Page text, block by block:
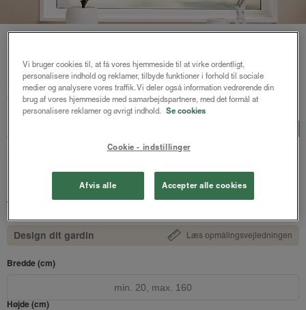
Forside/Plisségardiner/ Astrid plisségardin up and down
mørklægning
down mørklægning
Perlemor - Honeycomb
fra 1322 kr.
Design dit gardin Læs opmålingsvejledningen
Bredde (cm)
Højde (cm)
Vi bruger cookies til, at få vores hjemmeside til at virke ordentligt,
personalisere indhold og reklamer, tilbyde funktioner i forhold til sociale
medier og analysere vores traffik. Vi deler også information vedrørende din
brug af vores hjemmeside med samarbejdspartnere, med det formål at
personalisere reklamer og øvrigt indhold. Se cookies
Cookie - indstillinger
Afvis alle Accepter alle cookies